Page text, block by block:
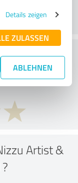
Details zeigen
ZULASSEN
ABLEHNEN
price to
Artist &